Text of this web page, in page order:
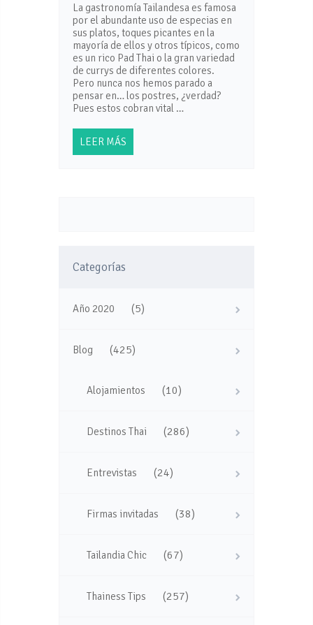
La gastronomía Tailandesa es famosa
por el abundante uso de especias en
sus platos, toques picantes en la
mayoría de ellos y otros típicos, como
es un rico Pad Thai o la gran variedad
de currys de diferentes colores.
Pero nunca nos hemos parado a
pensar en… los postres, ¿verdad?
Pues estos cobran vital …
LEER MÁS
Categorías
Año 2020 (5)
Blog (425)
Alojamientos (10)
Destinos Thai (286)
Entrevistas (24)
Firmas invitadas (38)
Tailandia Chic (67)
Thainess Tips (257)